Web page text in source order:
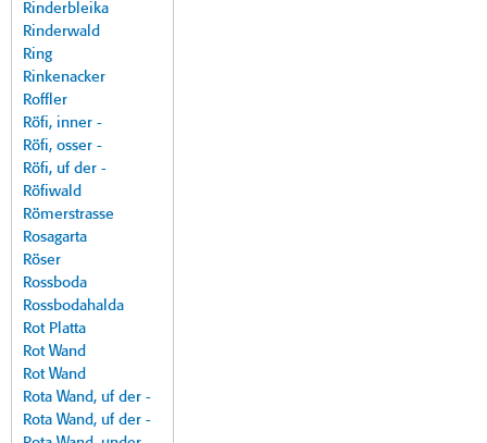
Rinderbleika
Rinderwald
Ring
Rinkenacker
Roffler
Röfi, inner -
Röfi, osser -
Röfi, uf der -
Röfiwald
Römerstrasse
Rosagarta
Röser
Rossboda
Rossbodahalda
Rot Platta
Rot Wand
Rot Wand
Rota Wand, uf der -
Rota Wand, uf der -